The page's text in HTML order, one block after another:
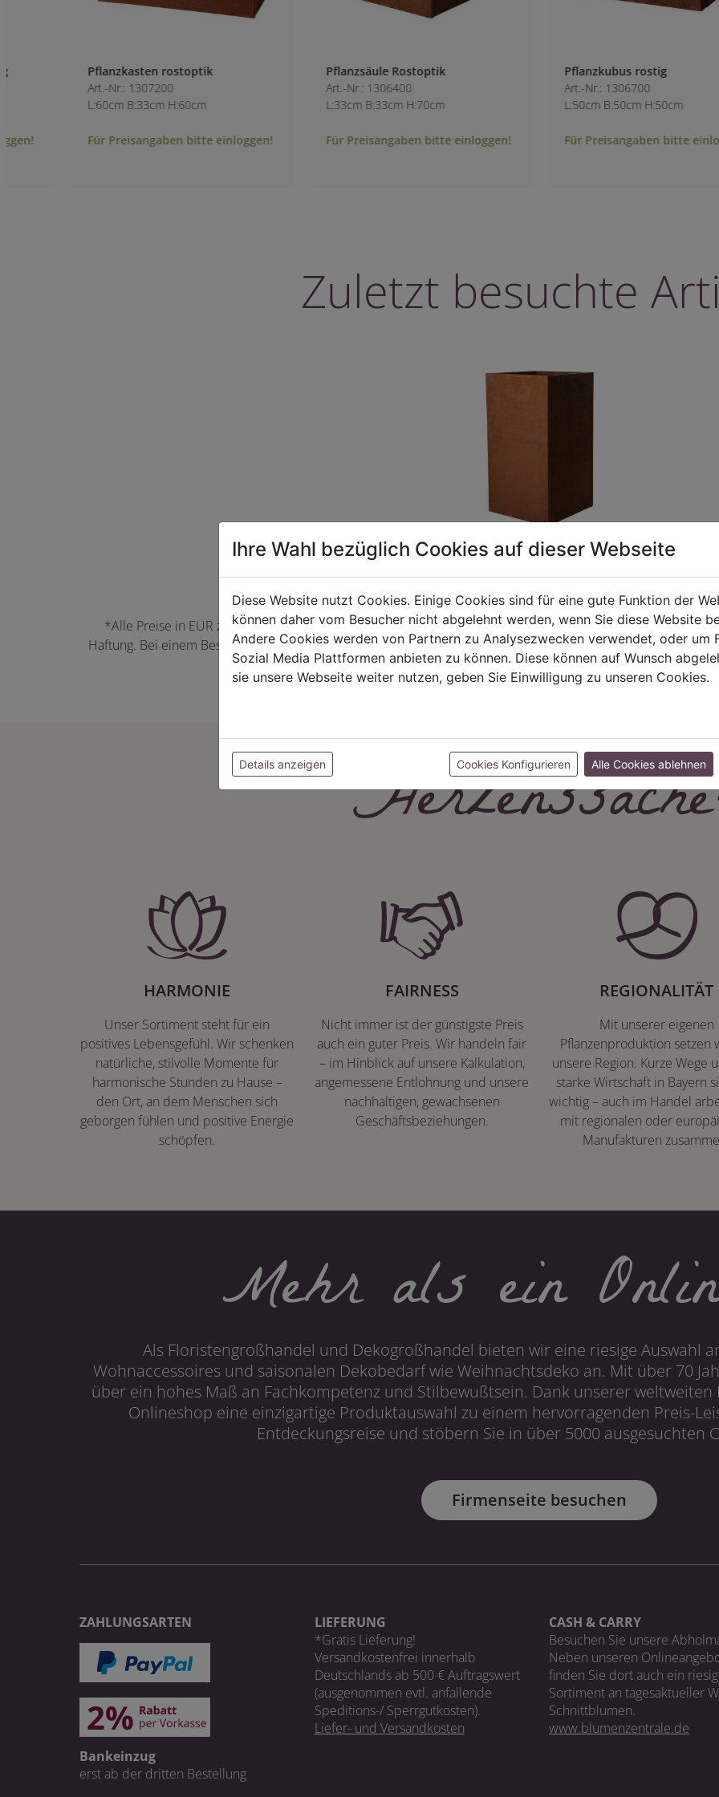
Pflanzkasten rostoptik
Art.-Nr.: 1307200
L:60cm B:33cm H:60cm
Für Preisangaben bitte einloggen!
Pflanzsäule Rostoptik
Art.-Nr.: 1306400
L:33cm B:33cm H:70cm
Für Preisangaben bitte einloggen!
Pflanzkubus rostig
Art.-Nr.: 1306700
L:50cm B:50cm H:50cm
Für Preisangaben bitte einloggen!
Zuletzt besuchte
*Alle Preise in EUR zzgl. der jeweils gültigen Mehrwertsteuer und Versandkosten. Für Irrtümer und
Haftung. Bei einem Bestellwert unter 50,00 EUR behalten wir uns die Berechnung eines
können Farbabweichungen zwischen der Bildschirmdarstellung und dem
HARMONIE
Unser Sortiment steht für ein
positives Lebensgefühl. Wir schenken
natürliche, stilvolle Momente für
harmonische Stunden zu Hause –
den Ort, an dem Menschen sich
geborgen fühlen und positive Energie
schöpfen.
FAIRNESS
Nicht immer ist der günstigste Preis
auch ein guter Preis. Wir handeln fair
– im Hinblick auf unsere Kalkulation,
angemessene Entlohnung und unsere
nachhaltigen, gewachsenen
Geschäftsbeziehungen.
REGIONALITÄT
Mit unserer eigenen
Pflanzenproduktion setzen
unsere Region. Kurze Wege
starke Wirtschaft in Bayern
wichtig – auch im Handel
mit regionalen oder
Manufakturen
Mehr als ein
Als Floristengroßhandel und Dekogroßhandel bieten wir eine riesige Auswahl
Wohnaccessoires und saisonalen Dekobedarf wie Weihnachtsdeko an. Mit über 70
über ein hohes Maß an Fachkompetenz und Stilbewußtsein. Dank unserer
Onlineshop eine einzigartige Produktauswahl zu einem hervorragenden Preis-
Entdeckungsreise und stöbern Sie in über 5000 ausgesuchten
Firmenseite besuchen
ZAHLUNGSARTEN
Bankeinzug
erst ab der dritten Bestellung
LIEFERUNG
*Gratis Lieferung!
Versandkostenfrei innerhalb
Deutschlands ab 500 € Auftragswert
(ausgenommen evtl. anfallende
Speditions-/ Sperrgutkosten).
Liefer- und Versandkosten
CASH & CARRY
Besuchen Sie unsere
Neben unseren
finden Sie dort auch ein
Sortiment an tagesaktueller
Schnittblumen.
www.blumenzentrale.de
Ihre Wahl bezüglich Cookies auf dieser Webseite
Diese Website nutzt Cookies. Einige Cookies sind für eine gute Funktion der
können daher vom Besucher nicht abgelehnt werden, wenn Sie diese Website
Andere Cookies werden von Partnern zu Analysezwecken verwendet, oder um
Sozial Media Plattformen anbieten zu können. Diese können auf Wunsch
sie unsere Webseite weiter nutzen, geben Sie Einwilligung zu unseren Cookies.
Details anzeigen Cookies Konfigurieren Alle Cookies ablehnen